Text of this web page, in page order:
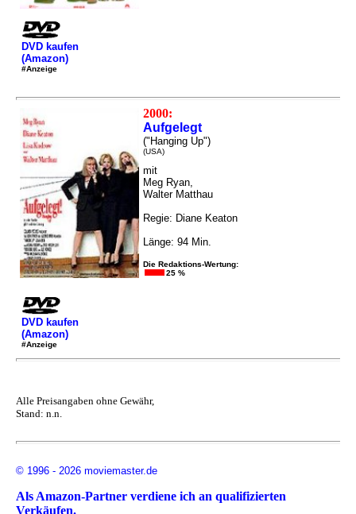
DVD kaufen
(Amazon)
#Anzeige
2000:
Aufgelegt
("Hanging Up")
(USA)
mit
Meg Ryan,
Walter Matthau
Regie: Diane Keaton
Länge: 94 Min.
Die Redaktions-Wertung:
25 %
DVD kaufen
(Amazon)
#Anzeige
Alle Preisangaben ohne Gewähr,
Stand: n.n.
© 1996 - 2026 moviemaster.de
Als Amazon-Partner verdiene ich an qualifizierten
Verkäufen.